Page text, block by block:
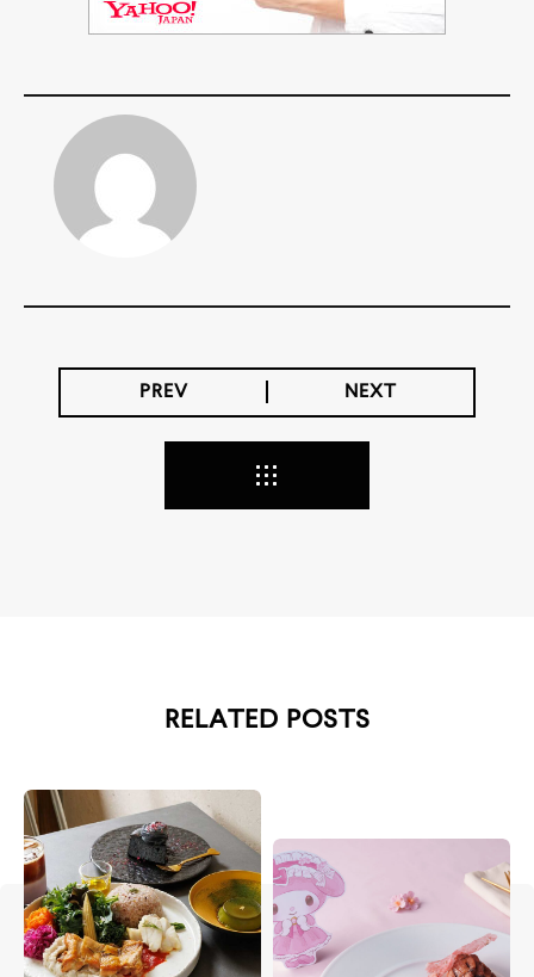
PREV NEXT
RELATED POSTS